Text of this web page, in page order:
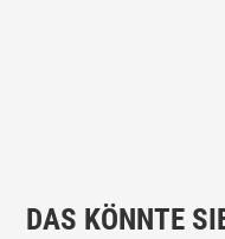
DAS KÖNNTE